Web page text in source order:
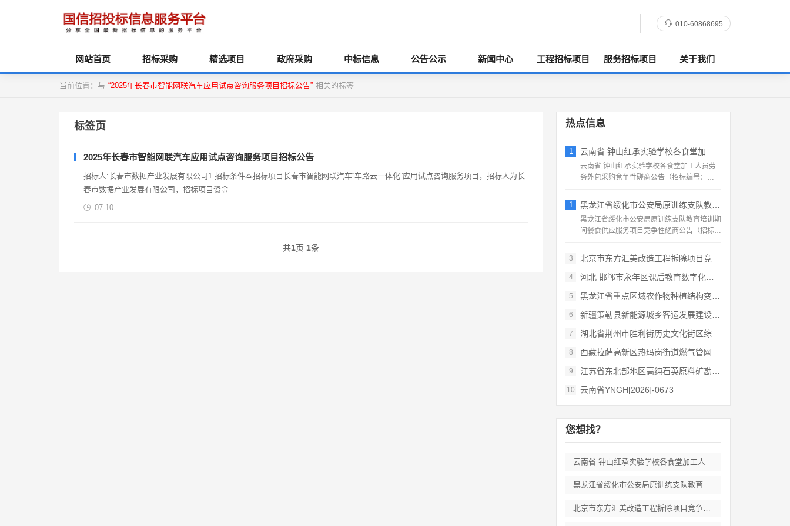
010-60868695
网站首页 招标采购 精选项目 政府采购 中标信息 公告公示 新闻中心 工程招标项目 服务招标项目 关于我们
当前位置：与 “2025年长春市智能网联汽车应用试点咨询服务项目招标公告” 相关的标签
标签页
2025年长春市智能网联汽车应用试点咨询服务项目招标公告
招标人:长春市数据产业发展有限公司1.招标条件本招标项目长春市智能网联汽车“车路云一体化”应用试点咨询服务项目，招标人为长
春市数据产业发展有限公司，招标项目资金
07-10
共1页 1条
热点信息
1 云南省 钟山红承实验学校各食堂加工人员劳
云南省 钟山红承实验学校各食堂加工人员劳
务外包采购竞争性磋商公告（招标编号：
1 黑龙江省绥化市公安局原训练支队教育培训期
黑龙江省绥化市公安局原训练支队教育培训期
间餐食供应服务项目竞争性磋商公告（招标编
3
北京市东方汇美改造工程拆除项目竞争性磋商
4 河北 邯郸市永年区课后教育数字化管理平台
5 黑龙江省重点区域农作物种植结构变化遥感
6 新疆策勒县新能源城乡客运发展建设项目
7 湖北省荆州市胜利街历史文化街区综合开发和
8 西藏拉萨高新区热玛岗街道燃气管网全覆盖延
9 江苏省东北部地区高纯石英原料矿勘查岩心钻
10 云南省YNGH[2026]-0673
您想找？
云南省 钟山红承实验学校各食堂加工人员劳
黑龙江省绥化市公安局原训练支队教育培训期